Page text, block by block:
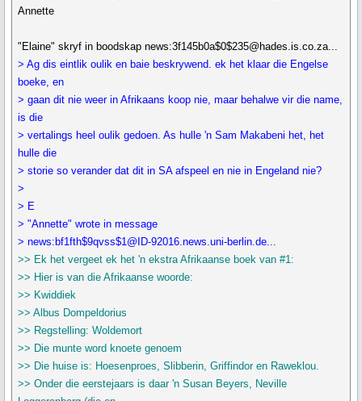
Annette
"Elaine" skryf in boodskap news:3f145b0a$0$235@hades.is.co.za...
> Ag dis eintlik oulik en baie beskrywend. ek het klaar die Engelse
boeke, en
> gaan dit nie weer in Afrikaans koop nie, maar behalwe vir die name,
is die
> vertalings heel oulik gedoen. As hulle 'n Sam Makabeni het, het
hulle die
> storie so verander dat dit in SA afspeel en nie in Engeland nie?
>
> E
> "Annette" wrote in message
> news:bf1fth$9qvss$1@ID-92016.news.uni-berlin.de...
>> Ek het vergeet ek het 'n ekstra Afrikaanse boek van #1:
>> Hier is van die Afrikaanse woorde:
>> Kwiddiek
>> Albus Dompeldorius
>> Regstelling: Woldemort
>> Die munte word knoete genoem
>> Die huise is: Hoesenproes, Slibberin, Griffindor en Raweklou.
>> Onder die eerstejaars is daar 'n Susan Beyers, Neville